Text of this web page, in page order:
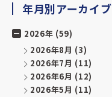
年月別アーカイブ
2026年 (59)
2026年8月 (3)
2026年7月 (11)
2026年6月 (12)
2026年5月 (11)